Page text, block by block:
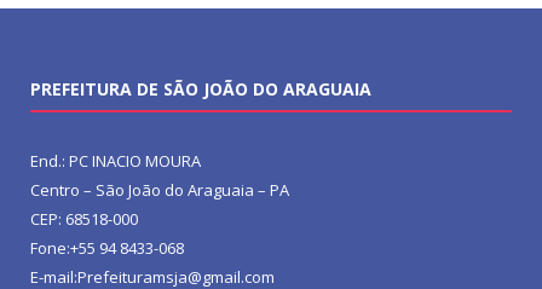
PREFEITURA DE SÃO JOÃO DO ARAGUAIA
End.: PC INACIO MOURA
Centro – São João do Araguaia – PA
CEP: 68518-000
Fone:+55 94 8433-068
E-mail:Prefeituramsja@gmail.com